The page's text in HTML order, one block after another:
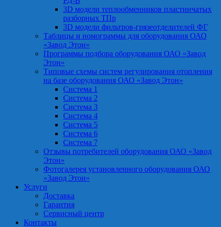
3D модели теплообменников пластинчатых
разборных ТПр
3D модели фильтров-грязеотделителей ФГ
Таблицы и номограммы для оборудования ОАО
«Завод Этон»
Программы подбора оборудования ОАО «Завод
Этон»
Типовые схемы систем регулирования отопления
на базе оборудования ОАО «Завод Этон»
Система 1
Система 2
Система 3
Система 4
Система 5
Система 6
Система 7
Отзывы потребителей оборудования ОАО «Завод
Этон»
Фотогалерея установленного оборудования ОАО
«Завод Этон»
Услуги
Доставка
Гарантия
Сервисный центр
Контакты